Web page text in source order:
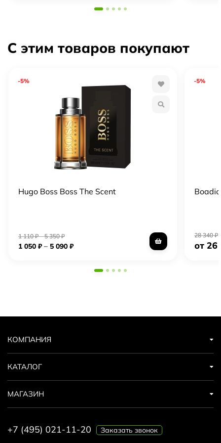
С этим товаров покупают
-5%
Hugo Boss Boss The Scent
1 110₽–5 350₽
1 050₽– 5 090₽
-5%
28 340₽
от
КОМПАНИЯ
КАТАЛОГ
МАГАЗИН
+7 (495) 021-11-20 Заказать звонок